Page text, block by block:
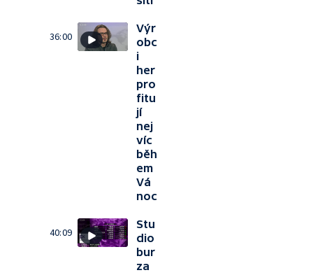
36:00
Výr
obc
i
her
pro
fitu
jí
nej
víc
běh
em
Vá
noc
40:09
Stu
dio
bur
za